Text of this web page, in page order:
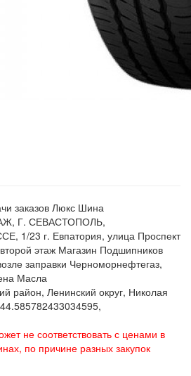
заказов Люкс Шина
Г. СЕВАСТОПОЛЬ,
23 г. Евпатория, улица Проспект
этаж Магазин Подшипников
заправки Черноморнефтегаз,
Масла
район, Ленинский округ, Николая
не соответствовать с ценами в
по причине разных закупок